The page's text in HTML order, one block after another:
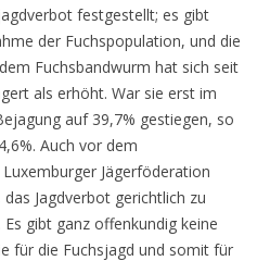
festgestellt; es gibt
der Fuchspopulation, und die
Fuchsbandwurm hat sich seit
als erhöht. War sie erst im
auf 39,7% gestiegen, so
Auch vor dem
Jägerföderation
Jagdverbot gerichtlich zu
gibt ganz offenkundig keine
für die Fuchsjagd und somit für